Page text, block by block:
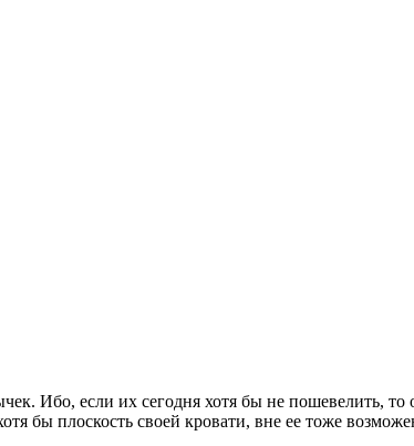
Ибо, если их сегодня хотя бы не пошевелить, то
бы плоскость своей кровати, вне ее тоже